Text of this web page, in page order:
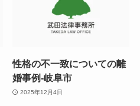
性格の不一致についての離
婚事例-岐阜市
2025年12月4日